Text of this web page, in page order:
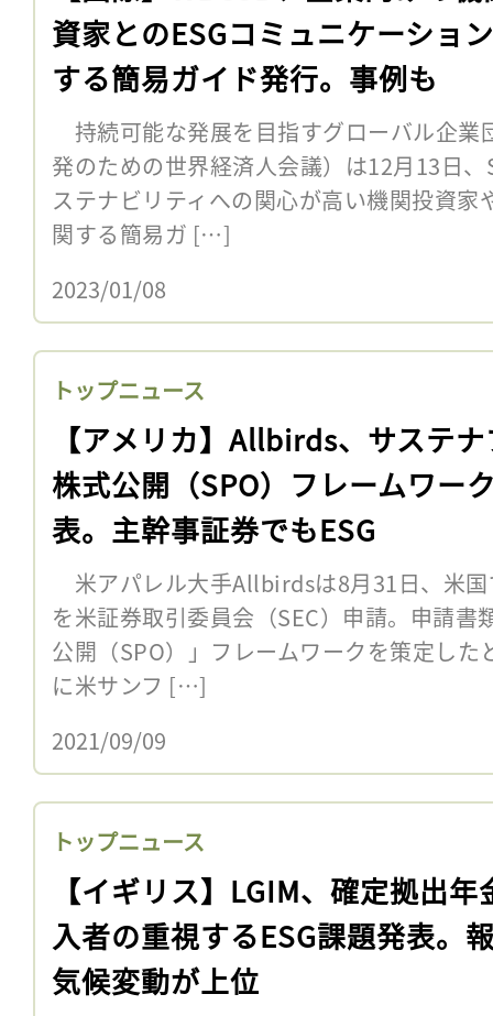
資家とのESGコミュニケーショ
する簡易ガイド発行。事例も
持続可能な発展を目指すグローバル企業
発のための世界経済人会議）は12月13日
ステナビリティへの関心が高い機関投資家
関する簡易ガ […]
2023/01/08
トップニュース
【アメリカ】Allbirds、サステ
株式公開（SPO）フレームワー
表。主幹事証券でもESG
米アパレル大手Allbirdsは8月31日、米
を米証券取引委員会（SEC）申請。申請書
公開（SPO）」フレームワークを策定し
に米サンフ […]
2021/09/09
トップニュース
【イギリス】LGIM、確定拠出年
入者の重視するESG課題発表。
気候変動が上位